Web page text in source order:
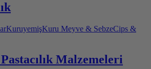
KuruyemişKuru Meyve & SebzeCips &
Malzemeleri